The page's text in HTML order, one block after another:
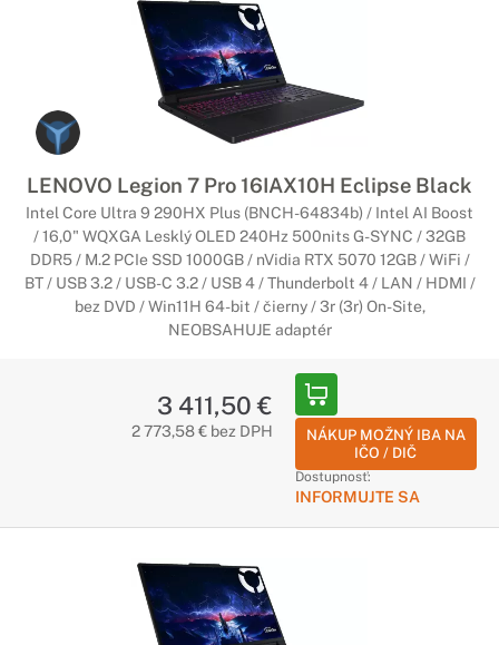
LENOVO Legion 7 Pro 16IAX10H Eclipse Black
Intel Core Ultra 9 290HX Plus (BNCH-64834b) / Intel AI Boost
/ 16,0" WQXGA Lesklý OLED 240Hz 500nits G-SYNC / 32GB
DDR5 / M.2 PCIe SSD 1000GB / nVidia RTX 5070 12GB / WiFi /
BT / USB 3.2 / USB-C 3.2 / USB 4 / Thunderbolt 4 / LAN / HDMI /
bez DVD / Win11H 64-bit / čierny / 3r (3r) On-Site,
NEOBSAHUJE adaptér
3 411,50 €
2 773,58 € bez DPH
NÁKUP MOŽNÝ IBA NA
IČO / DIČ
Dostupnosť:
INFORMUJTE SA